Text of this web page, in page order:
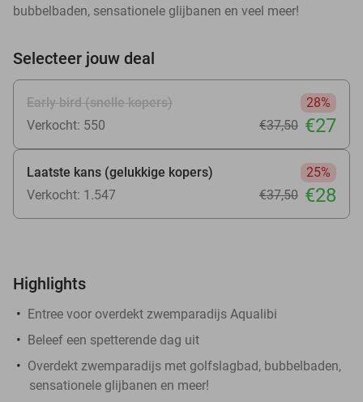
bubbelbaden, sensationele glijbanen en veel meer!
Selecteer jouw deal
Early bird (snelle kopers)
28%
Verkocht: 550
€37,50 €27
Laatste kans (gelukkige kopers)
25%
Verkocht: 1.547
€37,50 €28
Highlights
Entree voor overdekt zwemparadijs Aqualibi
Beleef een spetterende dag uit
Overdekt zwemparadijs met golfslagbad, bubbelbaden,
sensationele glijbanen en meer!